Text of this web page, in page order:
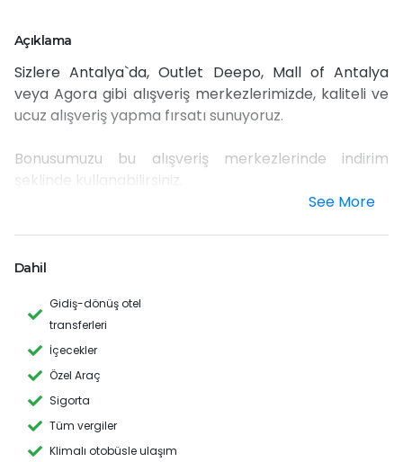
Açıklama
Sizlere Antalya`da, Outlet Deepo, Mall of Antalya
veya Agora gibi alışveriş merkezlerimizde, kaliteli ve
ucuz alışveriş yapma fırsatı sunuyoruz.
Bonusumuzu bu alışveriş merkezlerinde indirim
şeklinde kullanabilirsiniz.
konumdadırlar, böylece ürünler vergiye tabi değildir.
indirimler sunmaktayız.
Alışveriş merkezlerimizden ne satın alabilirsiniz? -
Kadınlar, Erkekler ve çocuklar için çok sayıda ulusal
ve uluslararası markalı Kıyafetler, Spor giyim, Parfüm
ve daha fazlası: GIZIA, ARMANI, CLINGERIE,
NАRAMAXX, PENTY, SUWEN, PISSERO, ADL, CASUAL,
See More
Dahil
Gidiş-dönüş otel
transferleri
İçecekler
Özel Araç
Sigorta
Tüm vergiler
Klimalı otobüsle ulaşım